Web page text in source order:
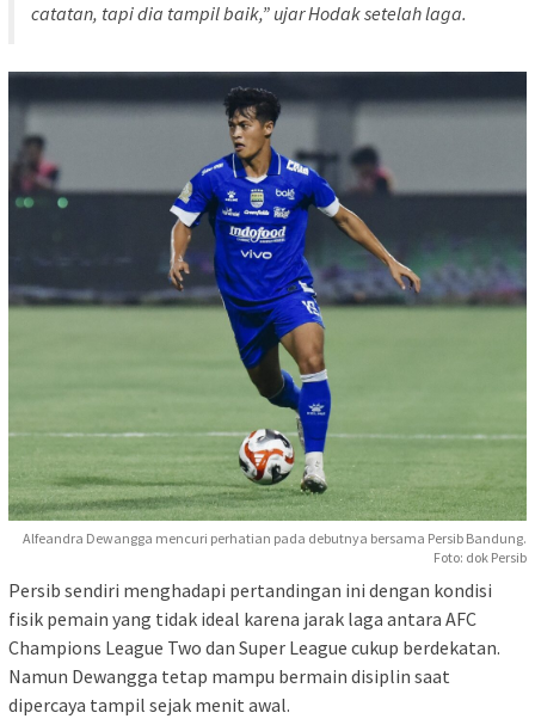
catatan, tapi dia tampil baik,” ujar Hodak setelah laga.
Alfeandra Dewangga mencuri perhatian pada debutnya bersama Persib Bandung.
Foto: dok Persib
Persib sendiri menghadapi pertandingan ini dengan kondisi
fisik pemain yang tidak ideal karena jarak laga antara AFC
Champions League Two dan Super League cukup berdekatan.
Namun Dewangga tetap mampu bermain disiplin saat
dipercaya tampil sejak menit awal.